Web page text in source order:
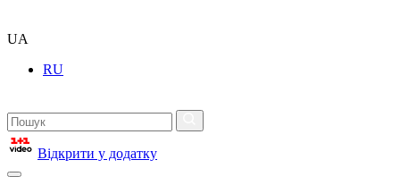
UA
RU
Відкрити у додатку